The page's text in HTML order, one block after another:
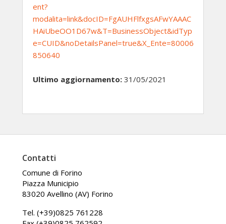
ent?
modalita=link&docID=FgAUHFlfxgsAFwYAAAC
HAiUbeOO1D67w&T=BusinessObject&idTyp
e=CUID&noDetailsPanel=true&X_Ente=80006
850640
Ultimo aggiornamento: 31/05/2021
Contatti
Comune di Forino
Piazza Municipio
83020 Avellino (AV) Forino
Tel. (+39)0825 761228